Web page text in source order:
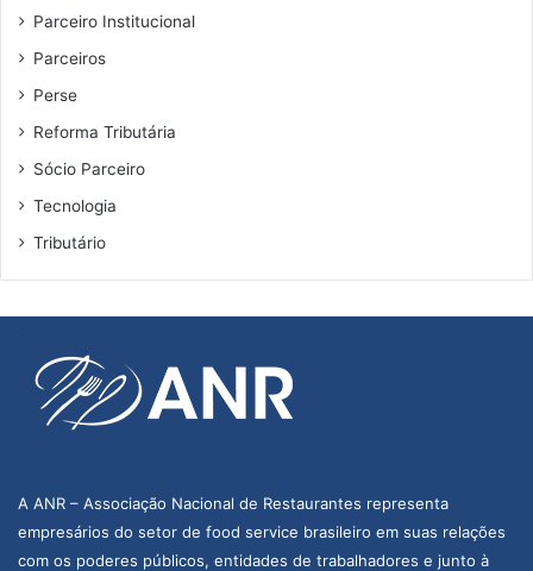
Parceiro Institucional
Parceiros
Perse
Reforma Tributária
Sócio Parceiro
Tecnologia
Tributário
A ANR – Associação Nacional de Restaurantes representa
empresários do setor de food service brasileiro em suas relações
com os poderes públicos, entidades de trabalhadores e junto à